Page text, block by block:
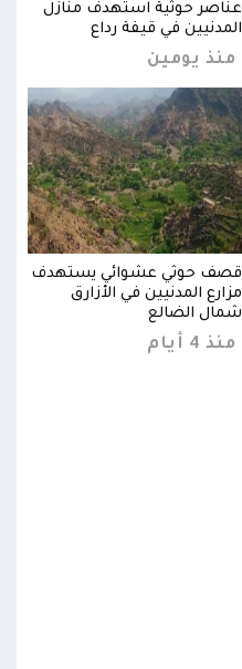
عناصر حوثية استهدف منازل
المدنيين في قيفة رداع
منذ يومين
قصف حوثي عشوائي يستهدف
مزارع المدنيين في الأزارق
شمال الضالع
منذ 4 أيام